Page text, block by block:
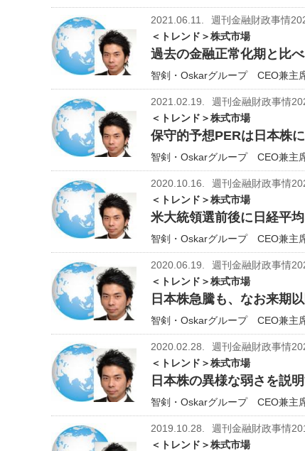
2021.06.11. 週刊金融財政事情
＜トレンド＞株式市場
過去の金融正常化期と比
智剣・Oskarグループ CEO兼主
2021.02.19. 週刊金融財政事情
＜トレンド＞株式市場
保守的予想PERは日本株
智剣・Oskarグループ CEO兼主
2020.10.16. 週刊金融財政事情
＜トレンド＞株式市場
米大統領選前後に日経平
智剣・Oskarグループ CEO兼主
2020.06.19. 週刊金融財政事情
＜トレンド＞株式市場
日本株急騰も、なお来期
智剣・Oskarグループ CEO兼主
2020.02.28. 週刊金融財政事情
＜トレンド＞株式市場
日本株の異様な弱さを説
智剣・Oskarグループ CEO兼主
2019.10.28. 週刊金融財政事情
＜トレンド＞株式市場